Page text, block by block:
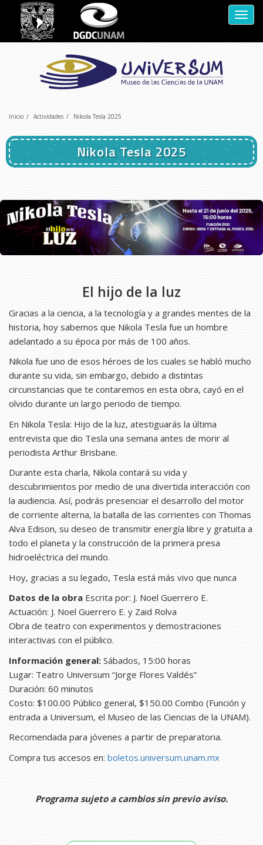
Inicio Actividades Nikola Tesla 2025
Nikola Tesla 2025
El hijo de la luz
Gracias a la ciencia, a la tecnología y a grandes mentes de la
historia, hoy sabemos que Nikola Tesla fue un hombre
adelantado a su época por más de 100 años.
Nikola fue uno de esos héroes de los cuales se habló mucho
durante su vida, sin embargo, debido a distintas
circunstancias que te contaremos en esta obra, cayó en el
olvido durante un largo periodo de tiempo.
En Nikola Tesla: Hijo de la luz, atestiguarás la última
entrevista que dio Tesla una semana antes de morir al
periodista Arthur Brisbane.
Durante esta charla, Nikola contará su vida y
descubrimientos por medio de una divertida interacción con
la audiencia. Así, podrás presenciar el desarrollo del motor
de corriente alterna, la batalla de las corrientes con Thomas
Alva Edison, su deseo de transmitir energía libre y gratuita a
todo el planeta y la construcción de la primera presa
hidroeléctrica del mundo.
Hoy, gracias a su legado, Tesla está más vivo que nunca
Datos de la obra Escrita por: J. Noel Guerrero E.
Actuación: J. Noel Guerrero E. y Zaid Rolva
Obra de teatro con experimentos y demostraciones
interactivas con el público.
Información general: Sábados, 15:00 horas
Lugar: Teatro Universum “Jorge Flores Valdés”
Duración: 60 minutos
Costo: $100.00 Público general, $150.00 Combo (Función y
entrada a Universum, el Museo de las Ciencias de la UNAM).
Recomendada para jóvenes a partir de preparatoria.
Compra tus accesos en: boletos.universum.unam.mx
Programa sujeto a cambios sin previo aviso.